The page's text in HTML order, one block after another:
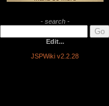
- search -
Edit...
JSPWiki v2.2.28